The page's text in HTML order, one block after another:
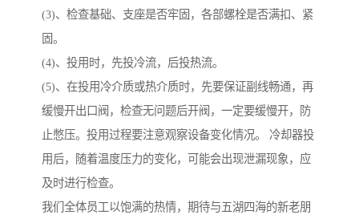
(3)、检查基础、支座是否牢固，各部螺栓是否满扣、紧
固。
(4)、投用时，先投冷流，后投热流。
(5)、在投用冷介质或热介质时，先要保证副线畅通，再
缓慢开出口阀，检查无问题后开阀，一定要缓慢开，防
止憋压。投用过程要注意观察设备变化情况。 冷却器投
用后，随着温度压力的变化，可能会出现泄漏现象，应
及时进行检查。
我们全体员工以饱满的热情，期待与五湖四海的新老朋